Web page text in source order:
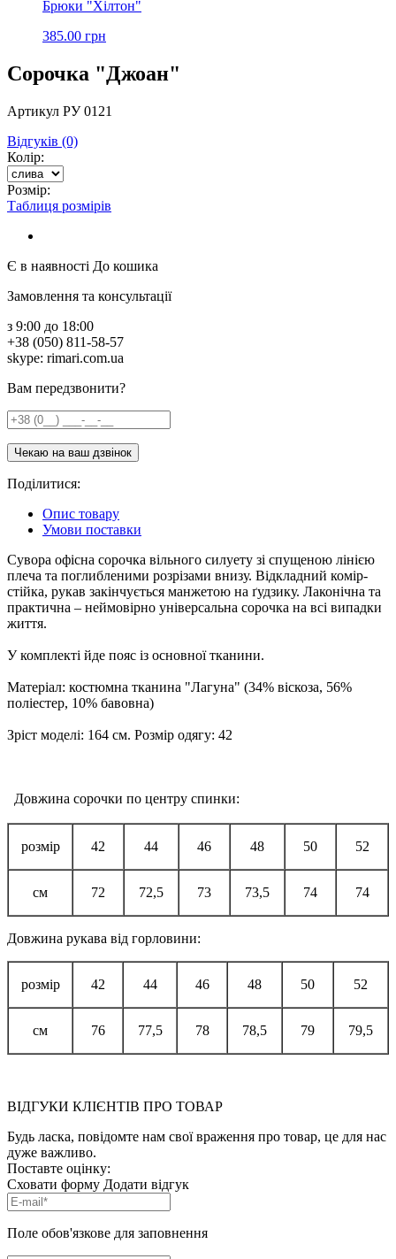
Брюки "Хілтон"
385.00 грн
Сорочка "Джоан"
Артикул РУ 0121
Відгуків (0)
Колір:
Розмір:
Таблиця розмірів
Є в наявності До кошика
Замовлення та консультації
з 9:00 до 18:00
+38 (050) 811-58-57
skype: rimari.com.ua
Вам передзвонити?
Поділитися:
Опис товару
Умови поставки
Сувора офісна сорочка вільного силуету зі спущеною лінією
плеча та поглибленими розрізами внизу. Відкладний комір-
стійка, рукав закінчується манжетою на ґудзику. Лаконічна та
практична – неймовірно універсальна сорочка на всі випадки
життя.
У комплекті йде пояс із основної тканини.
Матеріал: костюмна тканина "Лагуна" (34% віскоза, 56%
поліестер, 10% бавовна)
Зріст моделі: 164 см. Розмір одягу: 42
Довжина сорочки по центру спинки:
розмір 42 44 46 48 50 52
см 72 72,5 73 73,5 74 74
Довжина рукава від горловини:
розмір 42 44 46 48 50 52
см 76 77,5 78 78,5 79 79,5
ВІДГУКИ КЛІЄНТІВ ПРО ТОВАР
Будь ласка, повідомте нам свої враження про товар, це для нас
дуже важливо.
Поставте оцінку:
Сховати форму Додати відгук
Поле обов'язкове для заповнення